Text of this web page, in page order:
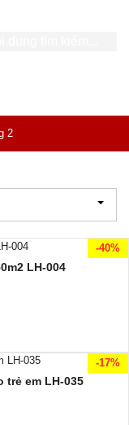
2
-40%
LH-004
-17%
trẻ em LH-035